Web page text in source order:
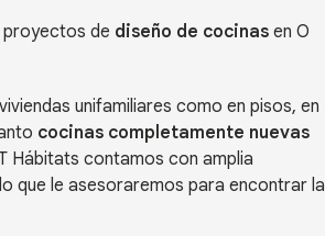
de diseño de cocinas en O
unifamiliares como en pisos, en
cocinas completamente nuevas
Hábitats contamos con amplia
que le asesoraremos para encontrar la